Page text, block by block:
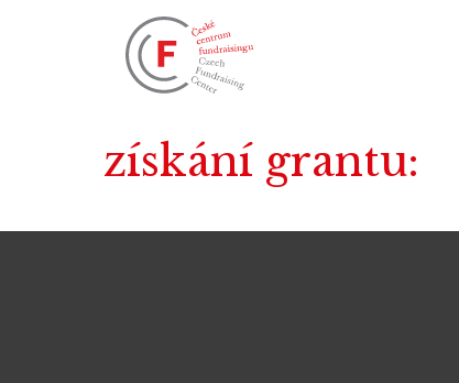
získání grantu